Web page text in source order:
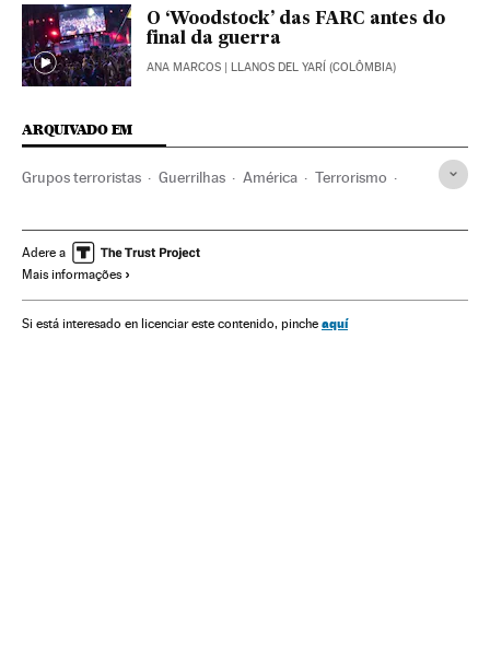
O ‘Woodstock’ das FARC antes do
final da guerra
ANA MARCOS | LLANOS DEL YARÍ (COLÔMBIA)
ARQUIVADO EM
Grupos terroristas Guerrilhas América Terrorismo
Conflitos Administração pública
Processo paz Colômbia
Processo paz Gobierno Colombia FARC
Adere a
Mais informações
Si está interesado en licenciar este contenido, pinche aquí